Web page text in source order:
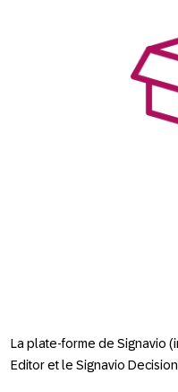
La plate-forme de Signavio
Editor et le Signavio